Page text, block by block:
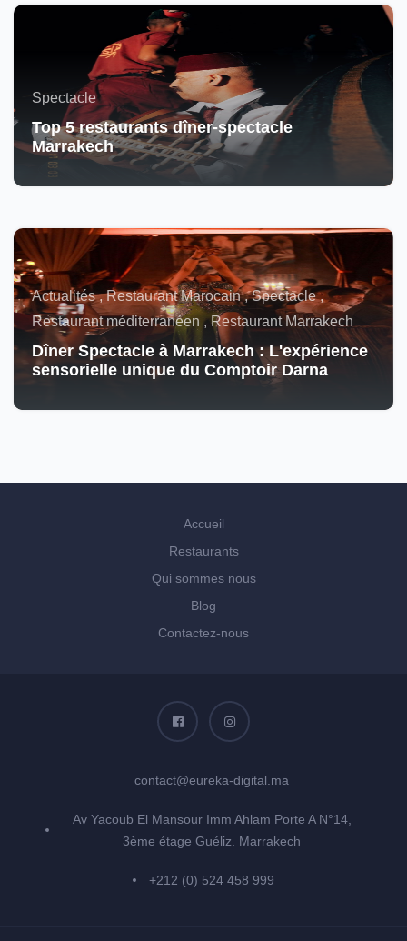
Spectacle
Top 5 restaurants dîner-spectacle
Marrakech
Actualités , Restaurant Marocain , Spectacle ,
Restaurant méditerranéen , Restaurant Marrakech
Dîner Spectacle à Marrakech : L'expérience
sensorielle unique du Comptoir Darna
Accueil
Restaurants
Qui sommes nous
Blog
Contactez-nous
contact@eureka-digital.ma
Av Yacoub El Mansour Imm Ahlam Porte A N°14,
3ème étage Guéliz. Marrakech
+212 (0) 524 458 999